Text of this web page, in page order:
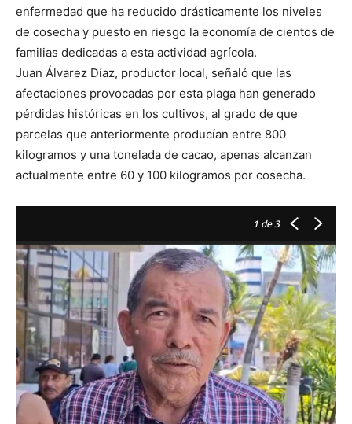
enfermedad que ha reducido drásticamente los niveles
de cosecha y puesto en riesgo la economía de cientos de
familias dedicadas a esta actividad agrícola.
Juan Álvarez Díaz, productor local, señaló que las
afectaciones provocadas por esta plaga han generado
pérdidas históricas en los cultivos, al grado de que
parcelas que anteriormente producían entre 800
kilogramos y una tonelada de cacao, apenas alcanzan
actualmente entre 60 y 100 kilogramos por cosecha.
1 de 3